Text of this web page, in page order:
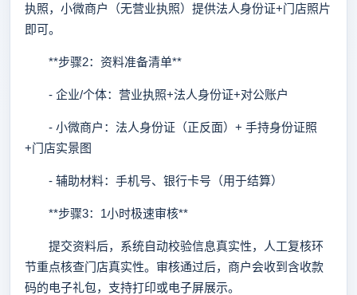
执照，小微商户（无营业执照）提供法人身份证+门店照片
即可。
**步骤2：资料准备清单**
- 企业/个体：营业执照+法人身份证+对公账户
- 小微商户：法人身份证（正反面）+ 手持身份证照
+门店实景图
- 辅助材料：手机号、银行卡号（用于结算）
**步骤3：1小时极速审核**
提交资料后，系统自动校验信息真实性，人工复核环
节重点核查门店真实性。审核通过后，商户会收到含收款
码的电子礼包，支持打印或电子屏展示。